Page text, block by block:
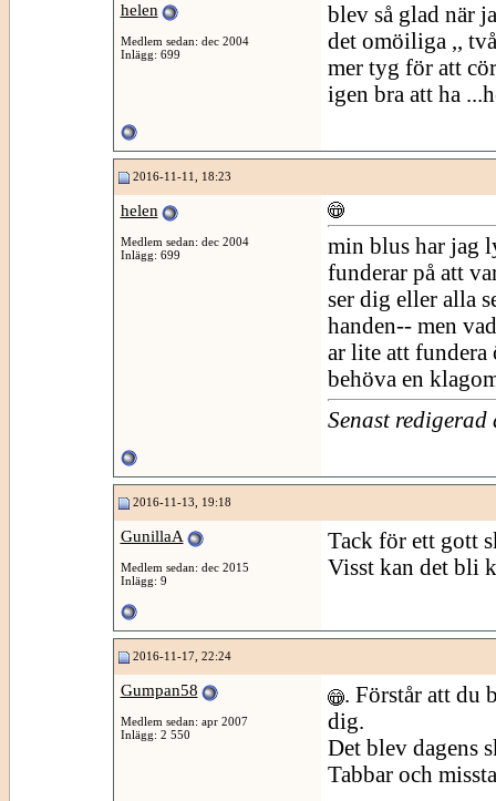
helen
Medlem sedan: dec 2004
Inlägg: 699
blev så glad när
det omöiliga ,,
mer tyg för att
igen bra att ha
2016-11-11, 18:23
helen
Medlem sedan: dec 2004
Inlägg: 699
min blus har jag
funderar på att
ser dig eller alla
handen-- men
ar lite att fundera
behöva en
Senast
2016-11-13, 19:18
GunillaA
Medlem sedan: dec 2015
Inlägg: 9
Tack för ett gott
Visst kan det bli
2016-11-17, 22:24
Gumpan58
Medlem sedan: apr 2007
Inlägg: 2 550
. Förstår att du
dig.
Det blev dagens
Tabbar och